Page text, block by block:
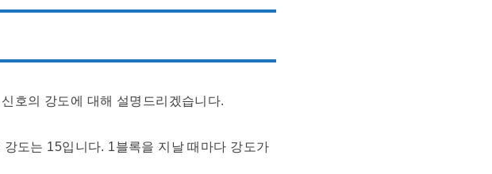
호의 강도에 대해 설명드리겠습니다.
도는 15입니다. 1블록을 지날 때마다 강도가